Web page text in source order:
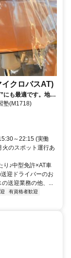
クロバスAT)
にも最適です。地域
塾(M1718)
～22:15 (実働
のスポット運行あ
り♪中型免許×AT車
迎ドライバーのお
送迎業務の他、...
有資格者歓迎